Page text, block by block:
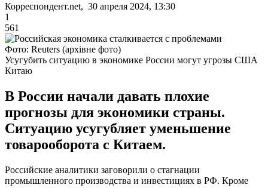
Корреспондент.net, 30 апреля 2024, 13:30
1
561
Фото: Reuters (архівне фото)
Усугубить ситуацию в экономике России могут угрозы США
Китаю
В России начали давать плохие
прогнозы для экономики страны.
Ситуацию усугубляет уменьшение
товарооборота с Китаем.
Российские аналитики заговорили о стагнации
промышленного производства и инвестициях в РФ. Кроме